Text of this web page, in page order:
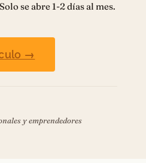
se abre 1-2 días al mes.
→
y emprendedores